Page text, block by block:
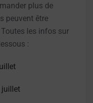
plus de
peuvent être
Toutes les infos sur
:
juillet